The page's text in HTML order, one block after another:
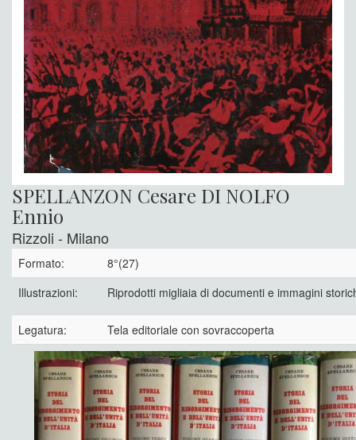
SPELLANZON Cesare DI NOLFO
Ennio
Rizzoli - Milano
Formato:
8°(27)
Illustrazioni:
Riprodotti migliaia di documenti e immagini
Legatura: Tela editoriale con sovraccoperta